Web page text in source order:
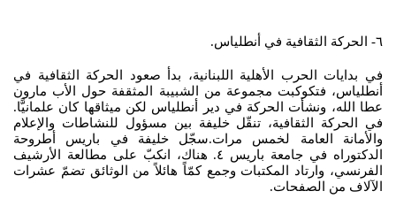
٦- الحركة الثقافية في أنطلياس.
في بدايات الحرب الأهلية اللبنانية، بدأ صعود الحركة الثقافية في
أنطلياس، فتكوكبت مجموعة من الشبيبة المثقفة حول الأب مارون
عطا الله، ونشأت الحركة في دير أنطلياس لكن ميثاقها كان علمانيًّا.
في الحركة الثقافية، تنقّل خليفة بين مسؤول للنشاطات والإعلام
والأمانة العامة لخمس مرات.سجّل خليفة في باريس أطروحة
الدكتوراه في جامعة باريس ٤. هناك، انكبّ على مطالعة الأرشيف
الفرنسي، وارتاد المكتبات وجمع كمّاً هائلاً من الوثائق تضمّ عشرات
الآلاف من الصفحات.